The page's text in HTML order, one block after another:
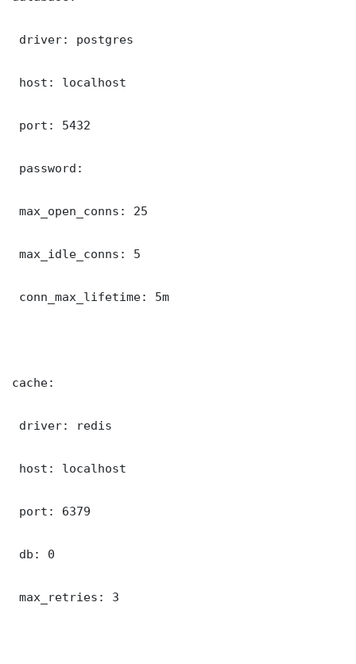
driver: postgres
host: localhost
port: 5432
password:
max_open_conns: 25
max_idle_conns: 5
conn_max_lifetime: 5m
cache:
driver: redis
host: localhost
port: 6379
db: 0
max_retries: 3